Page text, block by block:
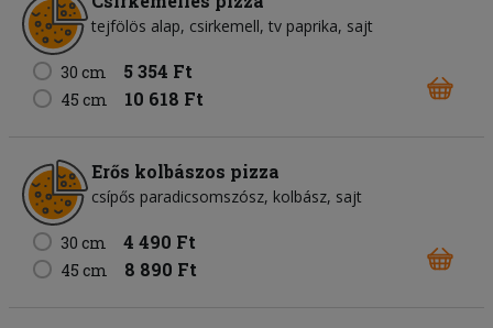
tejfölös alap csirkemell tv paprika sajt
30 cm 5 354 Ft
45 cm 10 618 Ft
Erős kolbászos pizza
csípős paradicsomszósz kolbász sajt
30 cm 4 490 Ft
45 cm 8 890 Ft